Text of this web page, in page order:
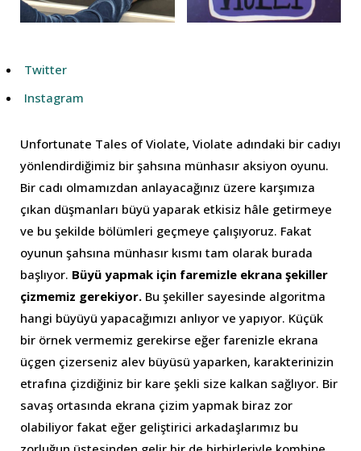
Twitter
Instagram
Unfortunate Tales of Violate, Violate adındaki bir cadıyı
yönlendirdiğimiz bir şahsına münhasır aksiyon oyunu.
Bir cadı olmamızdan anlayacağınız üzere karşımıza
çıkan düşmanları büyü yaparak etkisiz hâle getirmeye
ve bu şekilde bölümleri geçmeye çalışıyoruz. Fakat
oyunun şahsına münhasır kısmı tam olarak burada
başlıyor. Büyü yapmak için faremizle ekrana şekiller
çizmemiz gerekiyor. Bu şekiller sayesinde algoritma
hangi büyüyü yapacağımızı anlıyor ve yapıyor. Küçük
bir örnek vermemiz gerekirse eğer farenizle ekrana
üçgen çizerseniz alev büyüsü yaparken, karakterinizin
etrafına çizdiğiniz bir kare şekli size kalkan sağlıyor. Bir
savaş ortasında ekrana çizim yapmak biraz zor
olabiliyor fakat eğer geliştirici arkadaşlarımız bu